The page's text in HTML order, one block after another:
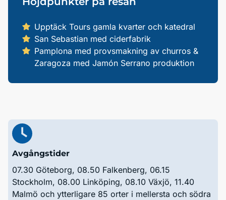
Upptäck Tours gamla kvarter och katedral
San Sebastian med ciderfabrik
Pamplona med provsmakning av churros &
Zaragoza med Jamón Serrano produktion
Avgångstider
07.30 Göteborg, 08.50 Falkenberg, 06.15
Stockholm, 08.00 Linköping, 08.10 Växjö, 11.40
Malmö och ytterligare 85 orter i mellersta och södra